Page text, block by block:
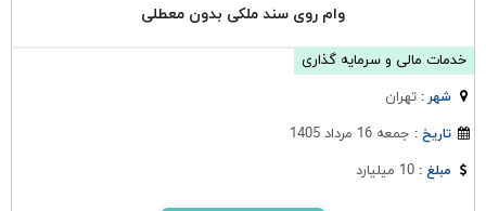
وام روی سند ملکی بدون معطلی
خدمات مالی و سرمایه گذاری
شهر :تهران
تاریخ : جمعه 16 مرداد 1405
مبلغ :10 میلیارد